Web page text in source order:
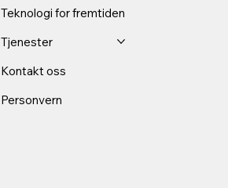
Teknologi for fremtiden
Tjenester
Kontakt oss
Personvern